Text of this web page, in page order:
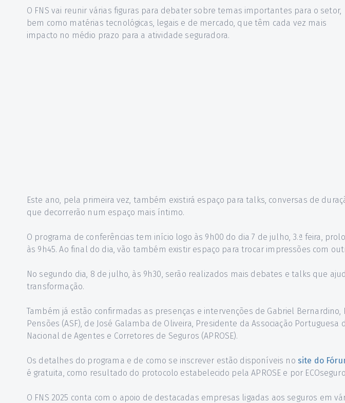
O FNS vai reunir várias figuras para debater sobre temas importantes para o setor,
bem como matérias tecnológicas, legais e de mercado, que têm cada vez mais
impacto no médio prazo para a atividade seguradora.
Este ano, pela primeira vez, também existirá espaço para talks, conversas de
que decorrerão num espaço mais íntimo.
O programa de conferências tem início logo às 9h00 do dia 7 de julho, 3.ª feira,
às 9h45. Ao final do dia, vão também existir espaço para trocar impressões com
No segundo dia, 8 de julho, às 9h30, serão realizados mais debates e talks que
transformação.
Também já estão confirmadas as presenças e intervenções de Gabriel
Pensões (ASF), de José Galamba de Oliveira, Presidente da Associação
Nacional de Agentes e Corretores de Seguros (APROSE).
Os detalhes do programa e de como se inscrever estão disponíveis no site do
é gratuita, como resultado do protocolo estabelecido pela APROSE e por
O FNS 2025 conta com o apoio de destacadas empresas ligadas aos seguros em